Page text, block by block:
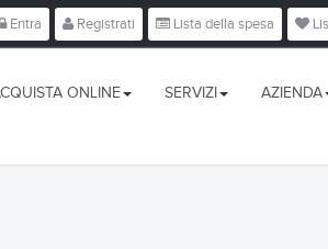
Entra Registrati Lista della spesa
ONLINE SERVIZI AZIENDA